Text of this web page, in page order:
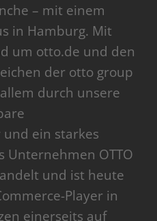
– mit einem
in Hamburg. Mit
um otto.de und den
der otto group
durch unsere
ein starkes
Unternehmen OTTO
und ist heute
Player in
einerseits auf